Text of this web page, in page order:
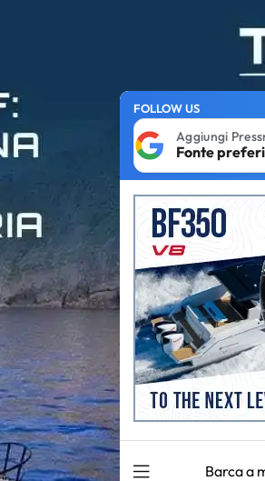
FOLLOW US
Aggiungi
Fonte
Barca a